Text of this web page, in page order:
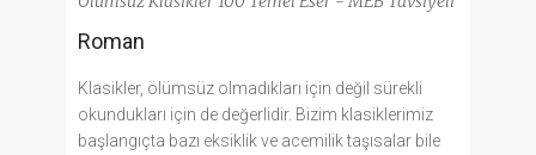
Roman
Klasikler, ölümsüz olmadıkları için değil sürekli
okundukları için de değerlidir. Bizim klasiklerimiz
başlangıçta bazı eksiklik ve acemilik taşısalar bile